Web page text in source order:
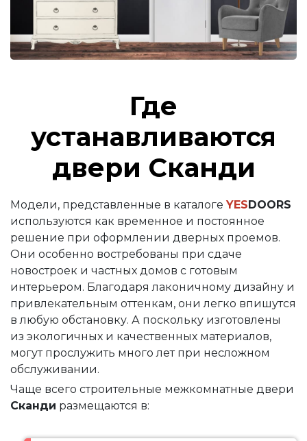
Где
устанавливаются
двери Сканди
Модели, представленные в каталоге YESDOORS
используются как временное и постоянное
решение при оформлении дверных проемов.
Они особенно востребованы при сдаче
новостроек и частных домов с готовым
интерьером. Благодаря лаконичному дизайну и
привлекательным оттенкам, они легко впишутся
в любую обстановку. А поскольку изготовлены
из экологичных и качественных материалов,
могут прослужить много лет при несложном
обслуживании.
Чаще всего строительные межкомнатные двери
Сканди размещаются в: